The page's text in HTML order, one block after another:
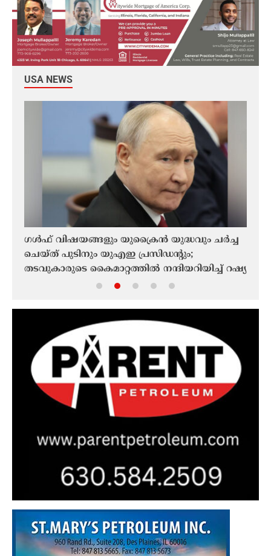
USA NEWS
ഗൾഫ് വിഷയങ്ങളും യുക്രൈൻ യുദ്ധവും ചർച്ച
ചെയ്ത് പുടിനും യുഎഇ പ്രസിഡന്റും;
തടവുകാരുടെ കൈമാറ്റത്തിൽ നന്ദിയറിയിച്ച് റഷ്യ